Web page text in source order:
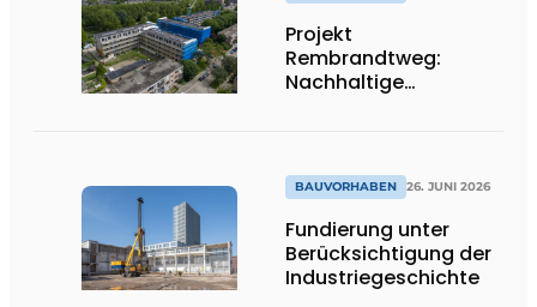
Projekt
Rembrandtweg:
Nachhaltige
Haustechnik
BAUVORHABEN 26. JUNI 2026
Fundierung unter
Berücksichtigung der
Industriegeschichte